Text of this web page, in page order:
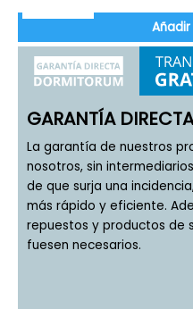
GARANTÍA
La garantía de nuestros
nosotros, sin
de que surja una
más rápido y eficiente.
repuestos y productos de
fuesen necesarios.